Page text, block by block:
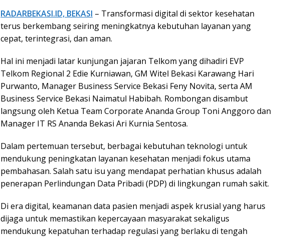
RADARBEKASI.ID, BEKASI – Transformasi digital di sektor kesehatan
terus berkembang seiring meningkatnya kebutuhan layanan yang
cepat, terintegrasi, dan aman.
Hal ini menjadi latar kunjungan jajaran Telkom yang dihadiri EVP
Telkom Regional 2 Edie Kurniawan, GM Witel Bekasi Karawang Hari
Purwanto, Manager Business Service Bekasi Feny Novita, serta AM
Business Service Bekasi Naimatul Habibah. Rombongan disambut
langsung oleh Ketua Team Corporate Ananda Group Toni Anggoro dan
Manager IT RS Ananda Bekasi Ari Kurnia Sentosa.
Dalam pertemuan tersebut, berbagai kebutuhan teknologi untuk
mendukung peningkatan layanan kesehatan menjadi fokus utama
pembahasan. Salah satu isu yang mendapat perhatian khusus adalah
penerapan Perlindungan Data Pribadi (PDP) di lingkungan rumah sakit.
Di era digital, keamanan data pasien menjadi aspek krusial yang harus
dijaga untuk memastikan kepercayaan masyarakat sekaligus
mendukung kepatuhan terhadap regulasi yang berlaku di tengah